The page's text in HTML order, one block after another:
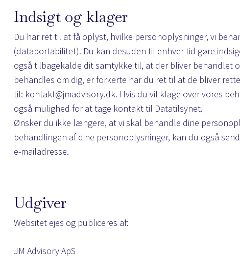
Indsigt og klager
Du har ret til at få oplyst, hvilke personoplysninger, vi
(dataportabilitet). Du kan desuden til enhver tid gøre
også tilbagekalde dit samtykke til, at der bliver behandlet
behandles om dig, er forkerte har du ret til at de bliver
til: kontakt@jmadvisory.dk. Hvis du vil klage over vores
også mulighed for at tage kontakt til Datatilsynet.
Ønsker du ikke længere, at vi skal behandle dine
behandlingen af dine personoplysninger, kan du også
e-mailadresse.
Udgiver
Websitet ejes og publiceres af:
JM Advisory ApS